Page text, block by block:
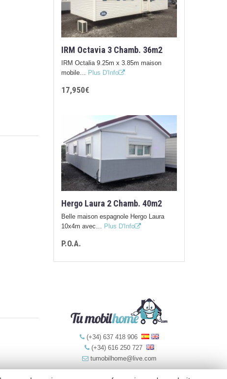
IRM Octavia 3 Chamb. 36m2
IRM Octalia 9.25m x 3.85m maison
mobile… Plus D'Info
17,950€
Hergo Laura 2 Chamb. 40m2
Belle maison espagnole Hergo Laura
10x4m avec… Plus D'Info
P.O.A.
(+34) 637 418 906
(+34) 616 250 727
tumobilhome@live.com